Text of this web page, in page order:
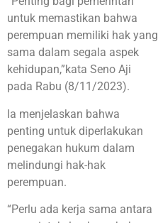
untuk memastikan bahwa
perempuan memiliki hak yang
sama dalam segala aspek
kehidupan,”kata Seno Aji
pada Rabu (8/11/2023).
Ia menjelaskan bahwa
penting untuk diperlakukan
penegakan hukum dalam
melindungi hak-hak
perempuan.
“Perlu ada kerja sama antara